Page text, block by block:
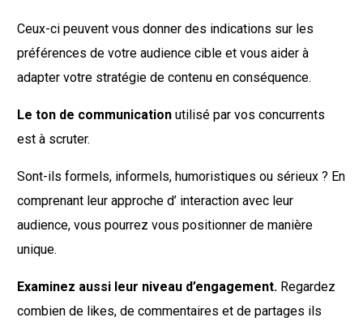
Ceux-ci peuvent vous donner des indications sur les
préférences de votre audience cible et vous aider à
adapter votre stratégie de contenu en conséquence.
Le ton de communication utilisé par vos concurrents
est à scruter.
Sont-ils formels, informels, humoristiques ou sérieux ? En
comprenant leur approche d’ interaction avec leur
audience, vous pourrez vous positionner de manière
unique.
Examinez aussi leur niveau d’engagement. Regardez
combien de likes, de commentaires et de partages ils